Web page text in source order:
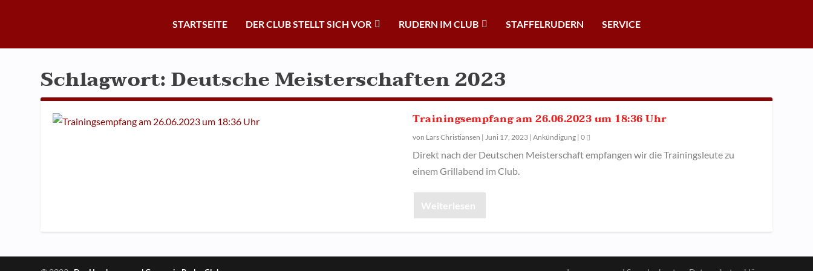
STARTSEITE DER CLUB STELLT SICH VOR RUDERN IM CLUB STAFFELRUDERN SERVICE
Schlagwort:Deutsche Meisterschaften 2023
Trainingsempfang am 26.06.2023 um 18:36 Uhr
von Lars Christiansen | Juni 17, 2023 | Ankündigung | 0
Direkt nach der Deutschen Meisterschaft empfangen wir die Trainingsleute zu
einem Grillabend im Club.
Weiterlesen